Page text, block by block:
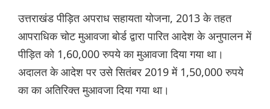
उत्तराखंड पीड़ित अपराध सहायता योजना, 2013 के तहत
आपराधिक चोट मुआवजा बोर्ड द्वारा पारित आदेश के अनुपालन में
पीड़ित को 1,60,000 रुपये का मुआवजा दिया गया था।
अदालत के आदेश पर उसे सितंबर 2019 में 1,50,000 रुपये
का का अतिरिक्त मुआवजा दिया गया था।